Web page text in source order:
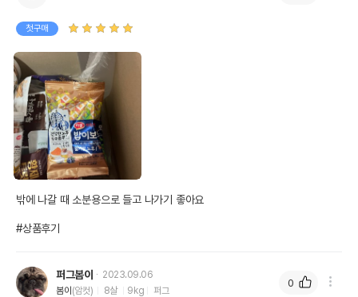
첫구매
밖에 나갈 때 소분용으로 들고 나가기 좋아요
#상품후기
퍼그봄이
2023.09.06
봄이 (암컷) 8살 9kg 퍼그
0